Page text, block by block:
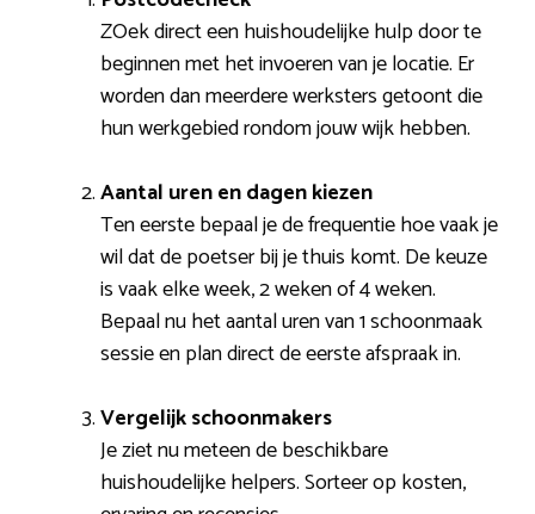
ZOek direct een huishoudelijke hulp door te
beginnen met het invoeren van je locatie. Er
worden dan meerdere werksters getoont die
hun werkgebied rondom jouw wijk hebben.
Aantal uren en dagen kiezen
Ten eerste bepaal je de frequentie hoe vaak je
wil dat de poetser bij je thuis komt. De keuze
is vaak elke week, 2 weken of 4 weken.
Bepaal nu het aantal uren van 1 schoonmaak
sessie en plan direct de eerste afspraak in.
Vergelijk schoonmakers
Je ziet nu meteen de beschikbare
huishoudelijke helpers. Sorteer op kosten,